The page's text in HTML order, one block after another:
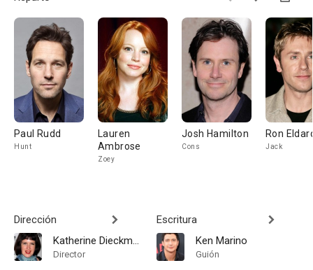
Paul Rudd
Hunt
Lauren
Ambrose
Zoey
Josh Hamilton
Cons
Ron
Jack
Dirección
Katherine Dieckmann
Director
Escritura
Ken Marino
Guión